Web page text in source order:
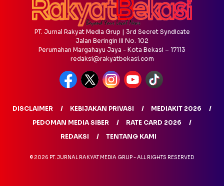
PT. Jurnal Rakyat Media Grup | 3rd Secret Syndicate
Jalan Beringin III No. 102
Perumahan Margahayu Jaya - Kota Bekasi – 17113
redaksi@rakyatbekasi.com
DISCLAIMER KEBIJAKAN PRIVASI
MEDIAKIT 2026
PEDOMAN MEDIA SIBER
RATE CARD 2026
REDAKSI
TENTANG KAMI
© 2026 PT. JURNAL RAKYAT MEDIA GRUP - ALL RIGHTS RESERVED